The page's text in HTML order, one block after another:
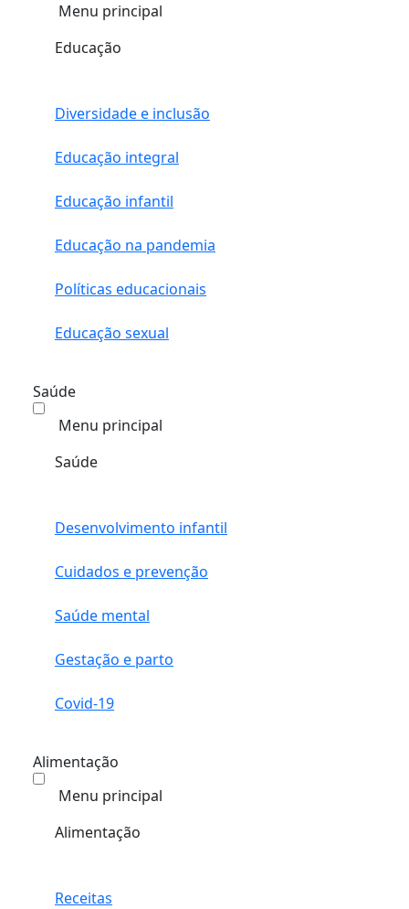
Menu principal
Educação
Diversidade e inclusão
Educação integral
Educação infantil
Educação na pandemia
Políticas educacionais
Educação sexual
Saúde
Menu principal
Saúde
Desenvolvimento infantil
Cuidados e prevenção
Saúde mental
Gestação e parto
Covid-19
Alimentação
Menu principal
Alimentação
Receitas